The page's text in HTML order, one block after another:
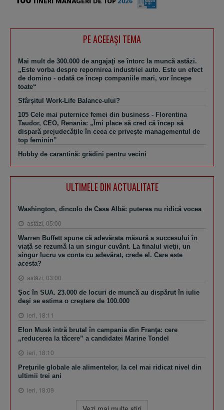
PE ACEEAŞI TEMA
Mai mult de 300.000 de angajaţi se întorc la muncă astăzi.
„Este vorba despre repornirea industriei auto. Este un efect
de domino - odată ce încep companiile mari, vor începe
toate“
Sfârşitul Work-Life Balance-ului?
105 Cele mai puternice femei din business - Florentina
Taudor, CEO, Renania: „Îmi place să cred că încep să
dispară prejudecăţile în ceea ce priveşte managementul de
top feminin”
Hobby de carantină: grădini pentru vecini
ULTIMELE DIN ACTUALITATE
Washington, dincolo de Casa Albă: puterea nu ridică vocea
astăzi, 05:00
Warren Buffett spune că adevărata măsură a succesului în
viaţă se rezumă la un singur cuvânt. La finalul vieţii, un
singur lucru va conta cu adevărat, crede el. Care este
acesta?
astăzi, 03:00
Şoc în SUA. 23.000 de locuri de muncă au dispărut în iulie
deşi se estima o creştere de 100.000
ieri, 18:11
Elon Musk intră brutal în campania din Franţa: cere
„reducerea la tăcere” a candidatei Marine Tondel
ieri, 18:10
Preţurile globale ale alimentelor, la cel mai ridicat nivel din
ultimii trei ani
ieri, 18:09